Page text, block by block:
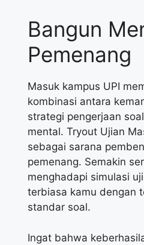
Bangun
Pemenang
Masuk kampus UPI
kombinasi antara
strategi pengerjaan
mental. Tryout Ujian
sebagai sarana
pemenang. Semakin
menghadapi simulasi
terbiasa kamu dengan
standar soal.
Ingat bahwa